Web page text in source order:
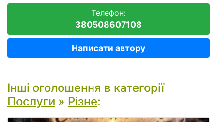
Телефон:
380508607108
Написати автору
Інші оголошення в категорії
Послуги » Різне: